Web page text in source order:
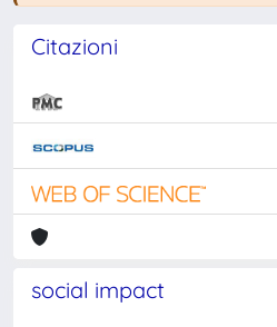
Citazioni
social impact